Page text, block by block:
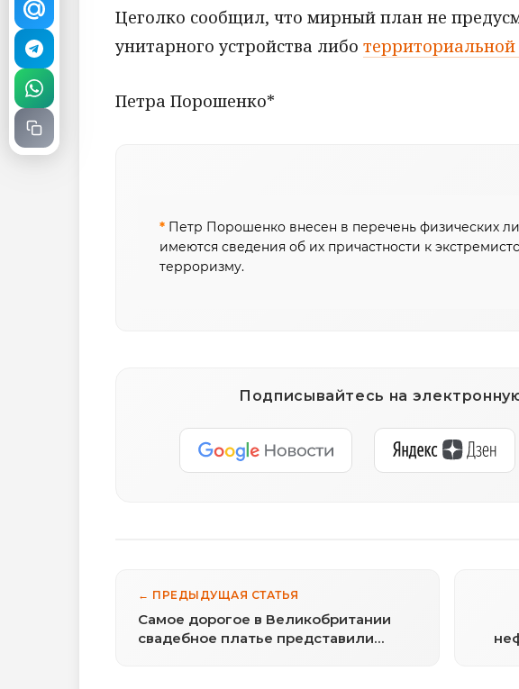
Цеголко сообщил, что мирный план не
унитарного устройства либо
Петра Порошенко*
* Петр Порошенко внесен в перечень физических
имеются сведения об их причастности к
терроризму.
Подписывайтесь на
← ПРЕДЫДУЩАЯ СТАТЬЯ
Самое дорогое в Великобритании
свадебное платье представили